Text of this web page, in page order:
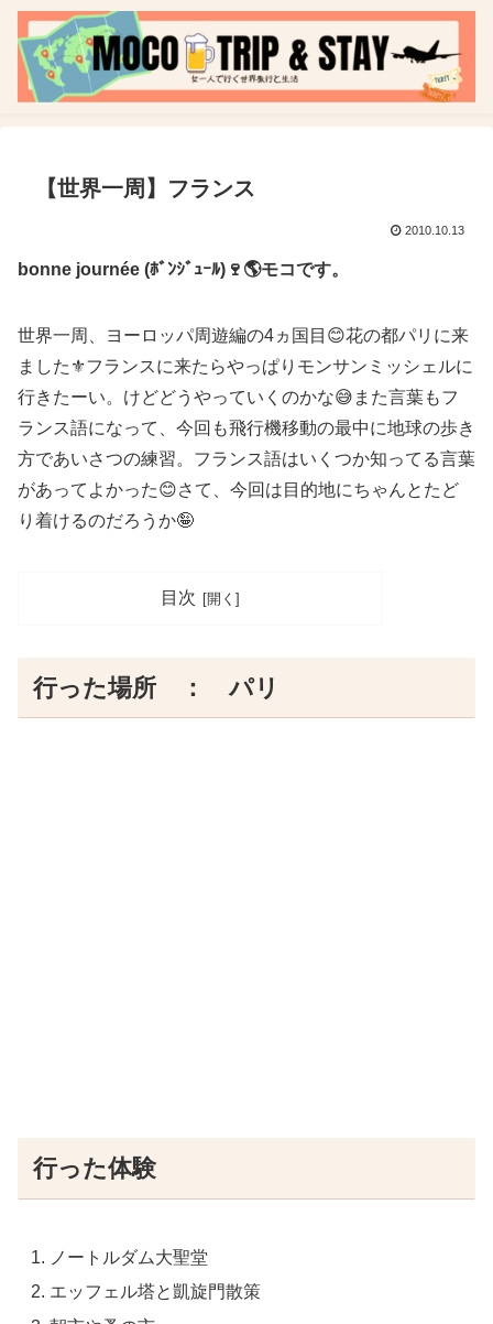
【世界一周】フランス
2010.10.13
bonne journée (ﾎﾞﾝｼﾞｭｰﾙ)🍷🌎モコです。
世界一周、ヨーロッパ周遊編の4ヵ国目😊花の都パリに来
ました⚜️フランスに来たらやっぱりモンサンミッシェルに
行きたーい。けどどうやっていくのかな😅また言葉もフ
ランス語になって、今回も飛行機移動の最中に地球の歩き
方であいさつの練習。フランス語はいくつか知ってる言葉
があってよかった😊さて、今回は目的地にちゃんとたど
り着けるのだろうか🤪
目次
行った場所 ： パリ
行った体験
ノートルダム大聖堂
エッフェル塔と凱旋門散策